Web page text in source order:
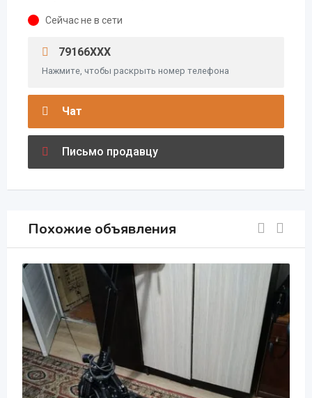
Сейчас не в сети
79166XXX
Нажмите, чтобы раскрыть номер телефона
Чат
Письмо продавцу
Похожие объявления